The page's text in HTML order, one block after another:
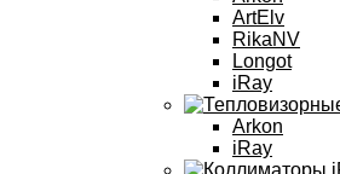
ArtElv
RikaNV
Longot
iRay
Arkon
iRay